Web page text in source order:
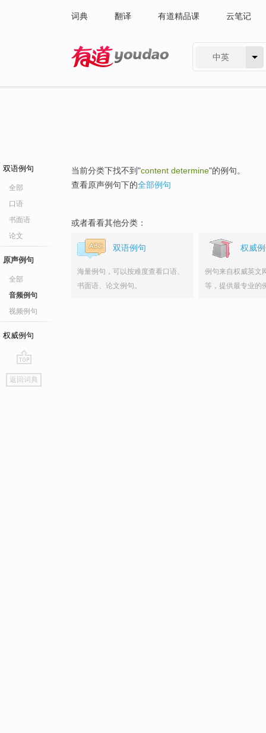
词典 翻译 有道精品课 云笔记
中英
双语例句
全部
口语
书面语
论文
原声例句
全部
音频例句
视频例句
权威例句
go
top
返回词典
当前分类下找不到"content determine"的例句。
查看原声例句下的全部例句
或者看看其他分类：
双语例句
海量例句，可以按难度查看口语、
书面语、论文例句。
权威
例句来自权威英文
等，提供最专业的